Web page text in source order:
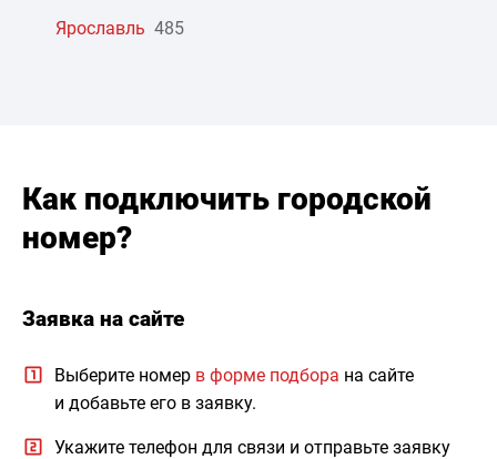
Ярославль 485
Как подключить городской
номер?
Заявка на сайте
Выберите номер в форме подбора на сайте
и добавьте его в заявку.
Укажите телефон для связи и отправьте заявку